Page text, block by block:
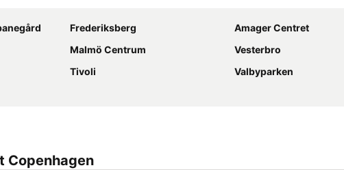
Frederiksberg
Amager Centret
Malmö Centrum
Vesterbro
Tivoli
Valbyparken
Copenhagen